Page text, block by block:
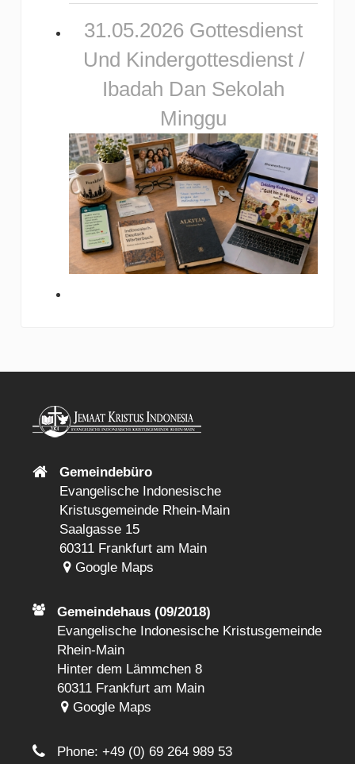
31.05.2026 Gottesdienst
Und Kindergottesdienst /
Ibadah Dan Sekolah
Minggu
Gemeindebüro
Evangelische Indonesische
Kristusgemeinde Rhein-Main
Saalgasse 15
60311 Frankfurt am Main
Google Maps
Gemeindehaus (09/2018)
Evangelische Indonesische Kristusgemeinde
Rhein-Main
Hinter dem Lämmchen 8
60311 Frankfurt am Main
Google Maps
Phone:+49 (0) 69 264 989 53